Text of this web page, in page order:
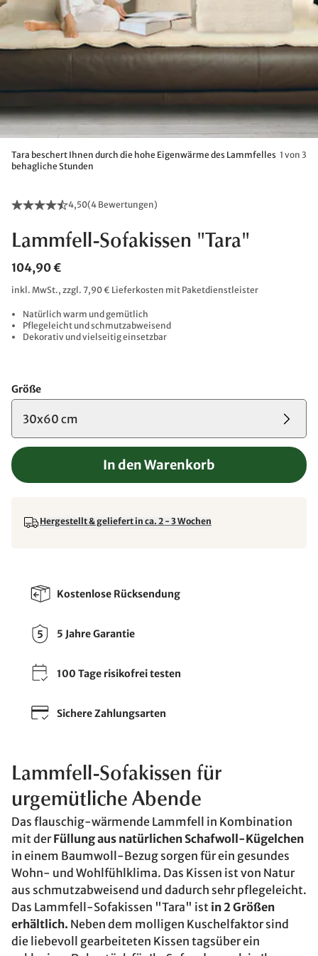
Tara beschert Ihnen durch die hohe Eigenwärme des Lammfelles
behagliche Stunden
1 von 3
4,50(4 Bewertungen)
Lammfell-Sofakissen "Tara"
104,90 €
inkl. MwSt., zzgl. 7,90 € Lieferkosten mit Paketdienstleister
Natürlich warm und gemütlich
Pflegeleicht und schmutzabweisend
Dekorativ und vielseitig einsetzbar
Größe
30x60 cm
In den Warenkorb
Hergestellt & geliefert in ca. 2 - 3 Wochen
Kostenlose Rücksendung
5 Jahre Garantie
100 Tage risikofrei testen
Sichere Zahlungsarten
Lammfell-Sofakissen für
urgemütliche Abende
Das flauschig-wärmende Lammfell in Kombination
mit derFüllung aus natürlichen Schafwoll-Kügelchen
in einem Baumwoll-Bezug sorgen für ein gesundes
Wohn- und Wohlfühlklima. Das Kissen ist von Natur
aus schmutzabweisend und dadurch sehr pflegeleicht.
Das Lammfell-Sofakissen "Tara" ist in 2 Größen
erhältlich. Neben dem molligen Kuschelfaktor sind
die liebevoll gearbeiteten Kissen tagsüber ein